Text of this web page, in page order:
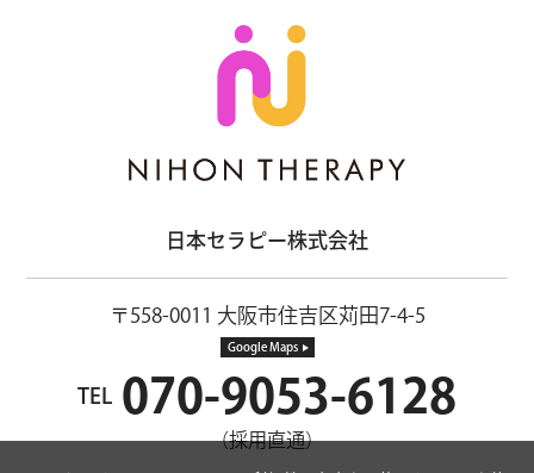
日本セラピー株式会社
〒558-0011 大阪市住吉区苅田7-4-5
Google Maps
TEL 070-9053-6128
（採用直通）